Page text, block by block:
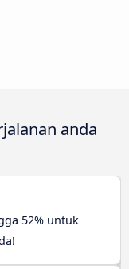
anda
52% untuk